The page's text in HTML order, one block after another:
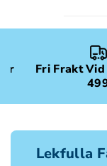
Fri Frakt
Lekfulla